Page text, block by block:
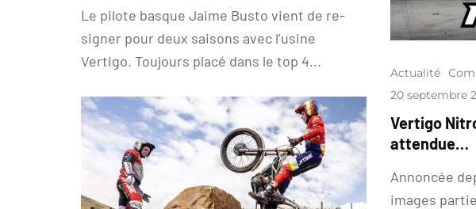
Le pilote basque Jaime Busto vient de re-
signer pour deux saisons avec l’usine
Vertigo. Toujours placé dans le top 4...
Actualité
20 septembre
Vertigo
attendue…
Annoncée
images